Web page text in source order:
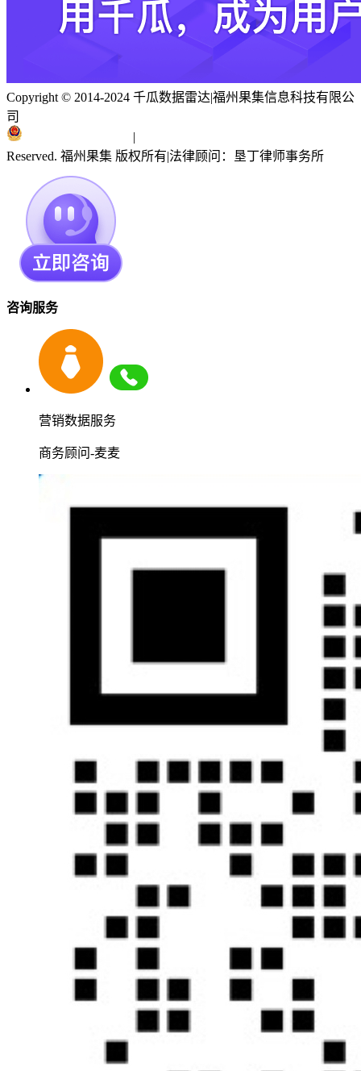
Copyright © 2014-2024 千瓜数据雷达|福州果集信息科技有限公
司
|
Reserved. 福州果集 版权所有|法律顾问：垦丁律师事务所
咨询服务
营销数据服务
商务顾问-麦麦